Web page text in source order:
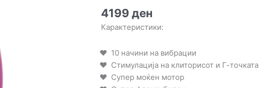
4199 ден
Карактеристики:
10 начини на вибрации
Стимулација на клиторисот и Г-точката
Супер моќен мотор